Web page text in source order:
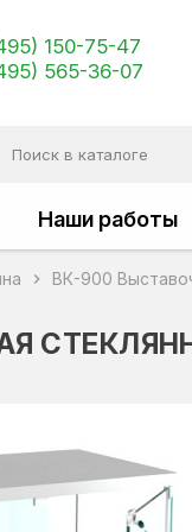
150-75-47
565-36-07
Наши работы
chevron_right ВК-900